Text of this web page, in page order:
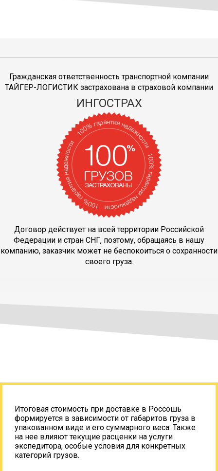
Гражданская ответственность транспортной компании
ТАЙГЕР-ЛОГИСТИК застрахована в страховой компании
ИНГОСТРАХ
Договор действует на всей территории Российской
Федерации и стран СНГ, поэтому, обращаясь в нашу
компанию, заказчик может не беспокоиться о сохранности
своего груза.
Итоговая стоимость при доставке в Россошь
формируется в зависимости от габаритов груза в
упакованном виде и его суммарного веса. Также
на нее влияют текущие расценки на услуги
экспедитора, особые условия для конкретных
категорий грузов.